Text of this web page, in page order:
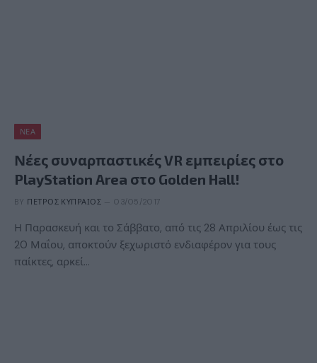
ΝΈΑ
Νέες συναρπαστικές VR εμπειρίες στο
PlayStation Area στο Golden Hall!
BY ΠΈΤΡΟΣ ΚΥΠΡΑΊΟΣ 03/05/2017
Η Παρασκευή και το Σάββατο, από τις 28 Απριλίου έως τις
20 Μαΐου, αποκτούν ξεχωριστό ενδιαφέρον για τους
παίκτες, αρκεί…